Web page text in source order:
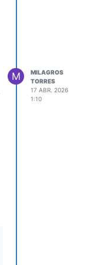
M
MILAGROS
TORRES
17 ABR. 2026
1:10